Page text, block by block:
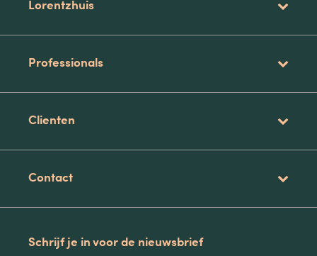
Lorentzhuis
Professionals
Clienten
Contact
Schrijf je in voor de nieuwsbrief